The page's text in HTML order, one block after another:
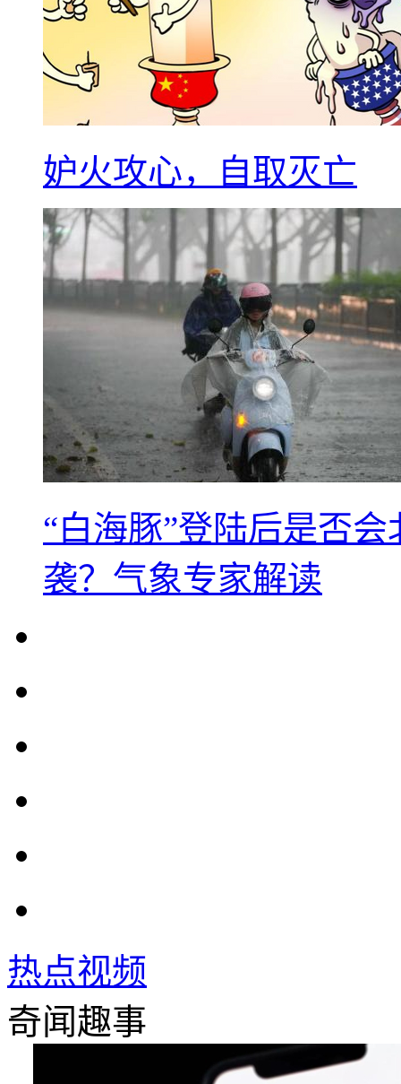
妒火攻心，自取灭亡
“白海豚”登陆后是否
袭？气象专家解读
热点视频
奇闻趣事